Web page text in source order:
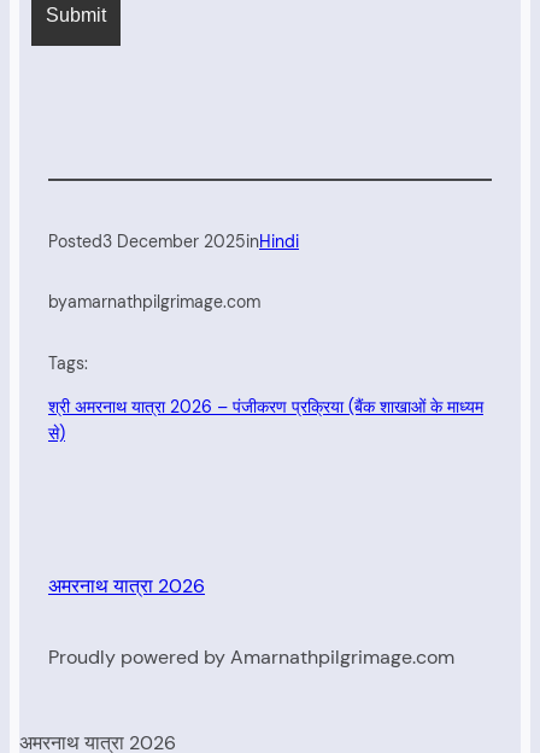
Posted3 December 2025inHindi
byamarnathpilgrimage.com
Tags:
श्री अमरनाथ यात्रा 2026 – पंजीकरण प्रक्रिया (बैंक शाखाओं के माध्यम
से)
अमरनाथ यात्रा 2026
Proudly powered by Amarnathpilgrimage.com
अमरनाथ यात्रा 2026